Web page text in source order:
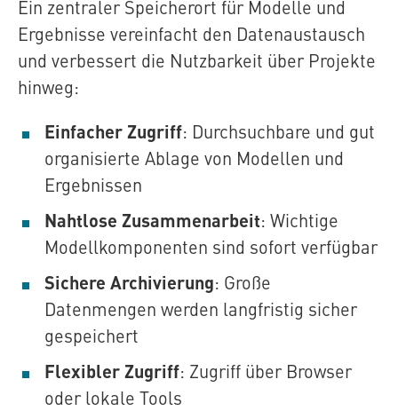
Ein zentraler Speicherort für Modelle und
Ergebnisse vereinfacht den Datenaustausch
und verbessert die Nutzbarkeit über Projekte
hinweg:
Einfacher Zugriff: Durchsuchbare und gut
organisierte Ablage von Modellen und
Ergebnissen
Nahtlose Zusammenarbeit: Wichtige
Modellkomponenten sind sofort verfügbar
Sichere Archivierung: Große
Datenmengen werden langfristig sicher
gespeichert
Flexibler Zugriff: Zugriff über Browser
oder lokale Tools